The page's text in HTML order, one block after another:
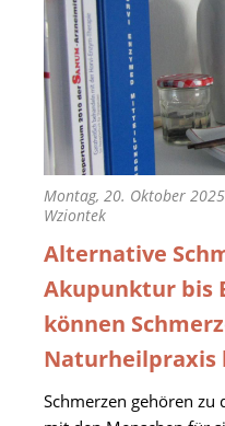
Montag, 20. Oktober
Wziontek
Alternative
Akupunktur bis
können
Naturheilpraxis
Schmerzen gehören zu